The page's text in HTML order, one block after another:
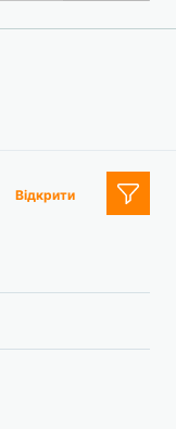
Відкрити